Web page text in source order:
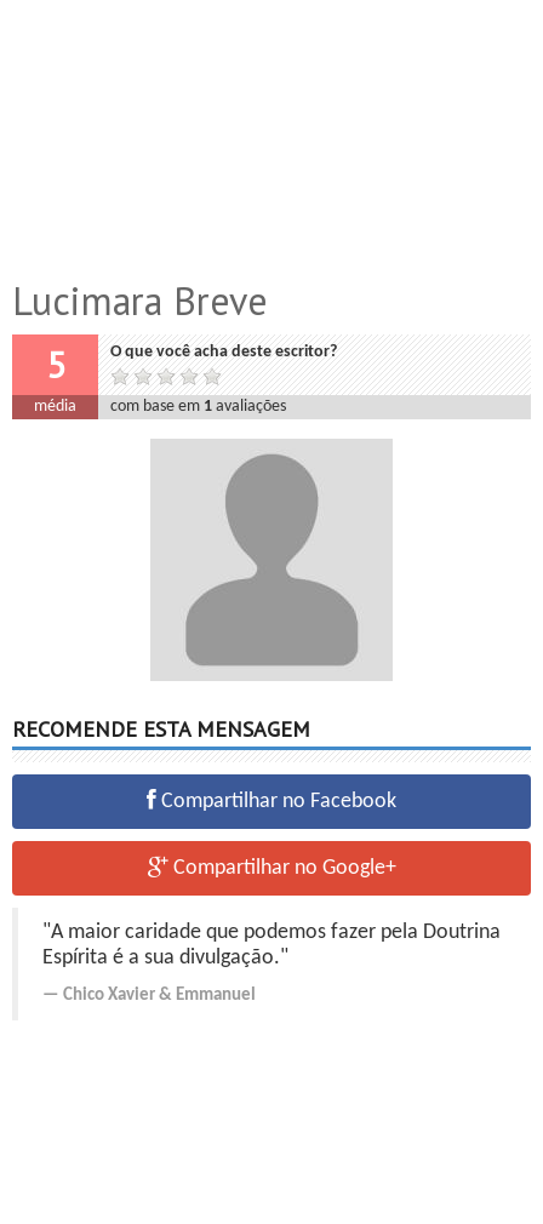
Lucimara Breve
5 O que você acha deste escritor?
média com base em 1 avaliações
RECOMENDE ESTA MENSAGEM
Compartilhar no Facebook
Compartilhar no Google+
"A maior caridade que podemos fazer pela Doutrina
Espírita é a sua divulgação."
Chico Xavier & Emmanuel